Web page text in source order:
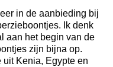
in de aanbieding bij
Ik denk
aan het begin van de
zijn bijna op.
uit Kenia, Egypte en